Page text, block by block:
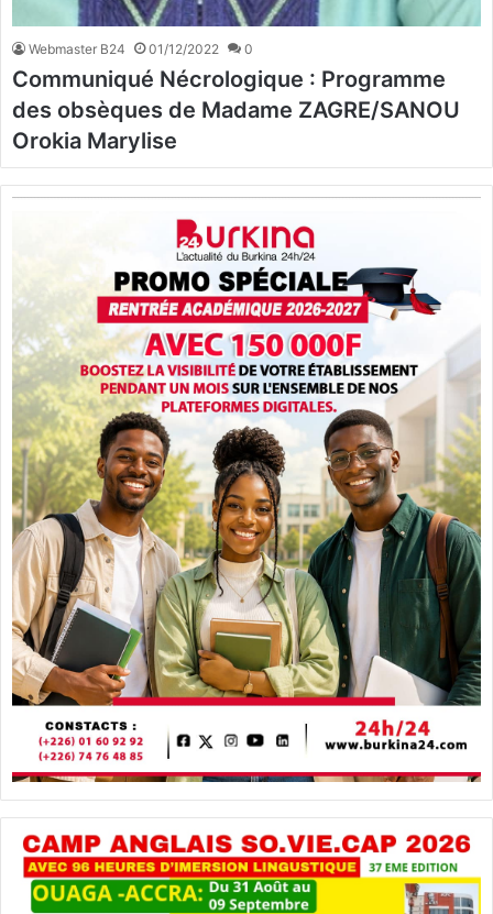
Webmaster B24 01/12/2022 0
Communiqué Nécrologique : Programme
des obsèques de Madame ZAGRE/SANOU
Orokia Marylise